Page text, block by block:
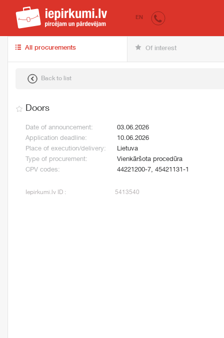
iepirkumi.lv
EN
All procurements Of interest
Back to list
Doors
Date of announcement:
03.06.2026
Application deadline:
10.06.2026
Place of execution/delivery:
Lietuva
Type of procurement:
Vienkāršota procedūra
CPV codes:
44221200-7, 45421131-1
Iepirkumi.lv ID : 5413540